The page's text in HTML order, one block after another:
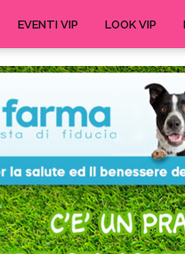
EVENTI VIP LOOK VIP